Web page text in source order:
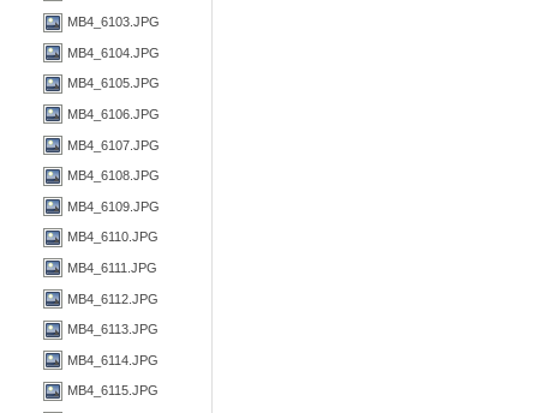
MB4_6103.JPG
MB4_6104.JPG
MB4_6105.JPG
MB4_6106.JPG
MB4_6107.JPG
MB4_6108.JPG
MB4_6109.JPG
MB4_6110.JPG
MB4_6111.JPG
MB4_6112.JPG
MB4_6113.JPG
MB4_6114.JPG
MB4_6115.JPG